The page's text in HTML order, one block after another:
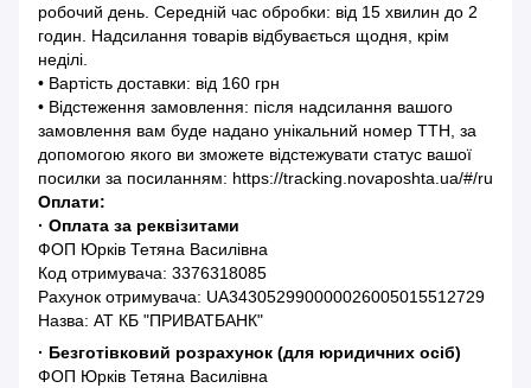
робочий день. Середній час обробки: від 15 хвилин до 2
годин. Надсилання товарів відбувається щодня, крім
неділі.
• Вартість доставки: від 160 грн
• Відстеження замовлення: після надсилання вашого
замовлення вам буде надано унікальний номер ТТН, за
допомогою якого ви зможете відстежувати статус вашої
посилки за посиланням: https://tracking.novaposhta.ua/#/ru
Оплати:
· Оплата за реквізитами
ФОП Юрків Тетяна Василівна
Код отримувача: 3376318085
Рахунок отримувача: UA343052990000026005015512729
Назва: АТ КБ "ПРИВАТБАНК"
· Безготівковий розрахунок (для юридичних осіб)
ФОП Юрків Тетяна Василівна